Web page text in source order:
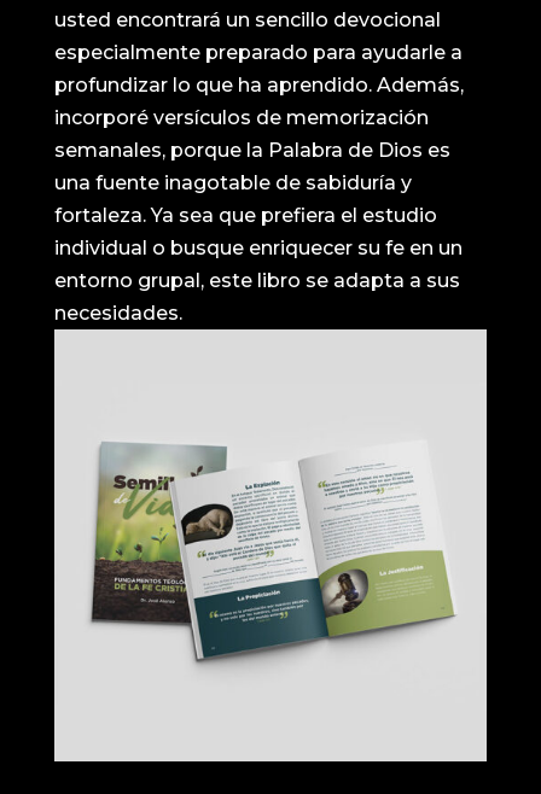
usted encontrará un sencillo devocional
especialmente preparado para ayudarle a
profundizar lo que ha aprendido. Además,
incorporé versículos de memorización
semanales, porque la Palabra de Dios es
una fuente inagotable de sabiduría y
fortaleza. Ya sea que prefiera el estudio
individual o busque enriquecer su fe en un
entorno grupal, este libro se adapta a sus
necesidades.